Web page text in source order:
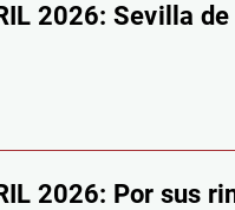
2026: Sevilla
2026: Por sus